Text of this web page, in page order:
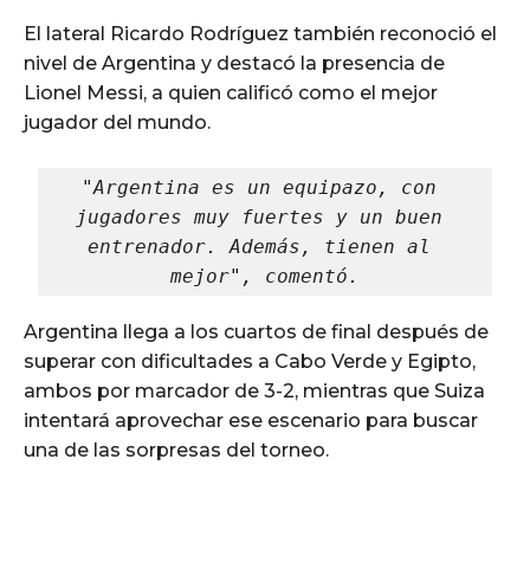
El lateral Ricardo Rodríguez también reconoció el
nivel de Argentina y destacó la presencia de
Lionel Messi, a quien calificó como el mejor
jugador del mundo.
"Argentina es un equipazo, con
jugadores muy fuertes y un buen
entrenador. Además, tienen al
mejor", comentó.
Argentina llega a los cuartos de final después de
superar con dificultades a Cabo Verde y Egipto,
ambos por marcador de 3-2, mientras que Suiza
intentará aprovechar ese escenario para buscar
una de las sorpresas del torneo.